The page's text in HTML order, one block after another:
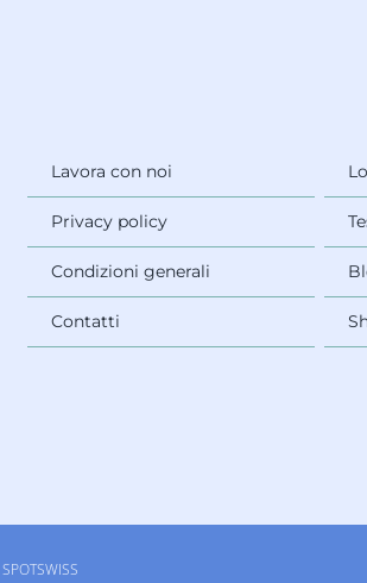
Lavora con noi
Privacy policy
Condizioni generali
Contatti
SPOTSWISS